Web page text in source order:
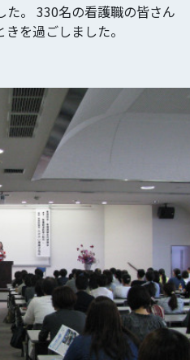
。 330名の看護職の皆さん
を過ごしました。